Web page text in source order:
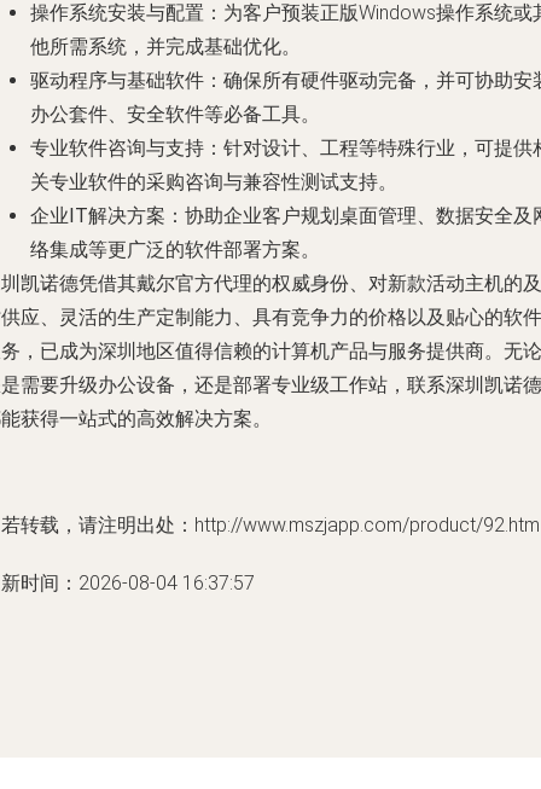
操作系统安装与配置 ：为客户预装正版Windows操作系统或
他所需系统，并完成基础优化。
驱动程序与基础软件 ：确保所有硬件驱动完备，并可协助安
办公套件、安全软件等必备工具。
专业软件咨询与支持 ：针对设计、工程等特殊行业，可提供
关专业软件的采购咨询与兼容性测试支持。
企业IT解决方案 ：协助企业客户规划桌面管理、数据安全及
络集成等更广泛的软件部署方案。
凯诺德凭借其戴尔官方代理的权威身份、对新款活动主机的及
应、灵活的生产定制能力、具有竞争力的价格以及贴心的软件
，已成为深圳地区值得信赖的计算机产品与服务提供商。无论
需要升级办公设备，还是部署专业级工作站，联系深圳凯诺德
获得一站式的高效解决方案。
转载，请注明出处：http://www.mszjapp.com/product/
时间：2026-08-04 16:37:57